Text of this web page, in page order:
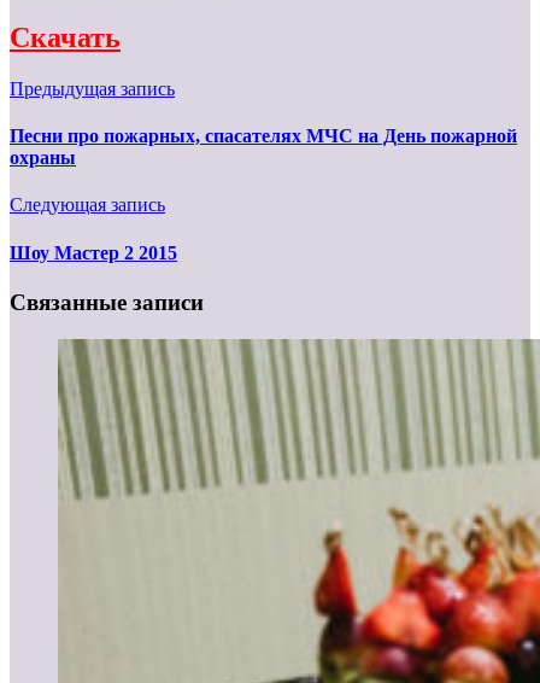
Скачать
Предыдущая запись
Песни про пожарных, спасателях МЧС на День пожарной
охраны
Следующая запись
Шоу Мастер 2 2015
Связанные записи